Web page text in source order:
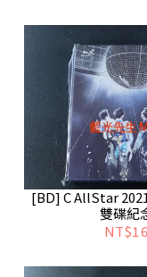
[BD] C AllStar
雙碟紀
NT$1